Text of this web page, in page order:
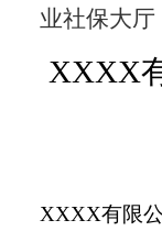
业社保大厅
XXXX
XXXX有限